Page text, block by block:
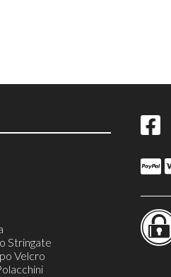
Appeso
Stringate
Velcro